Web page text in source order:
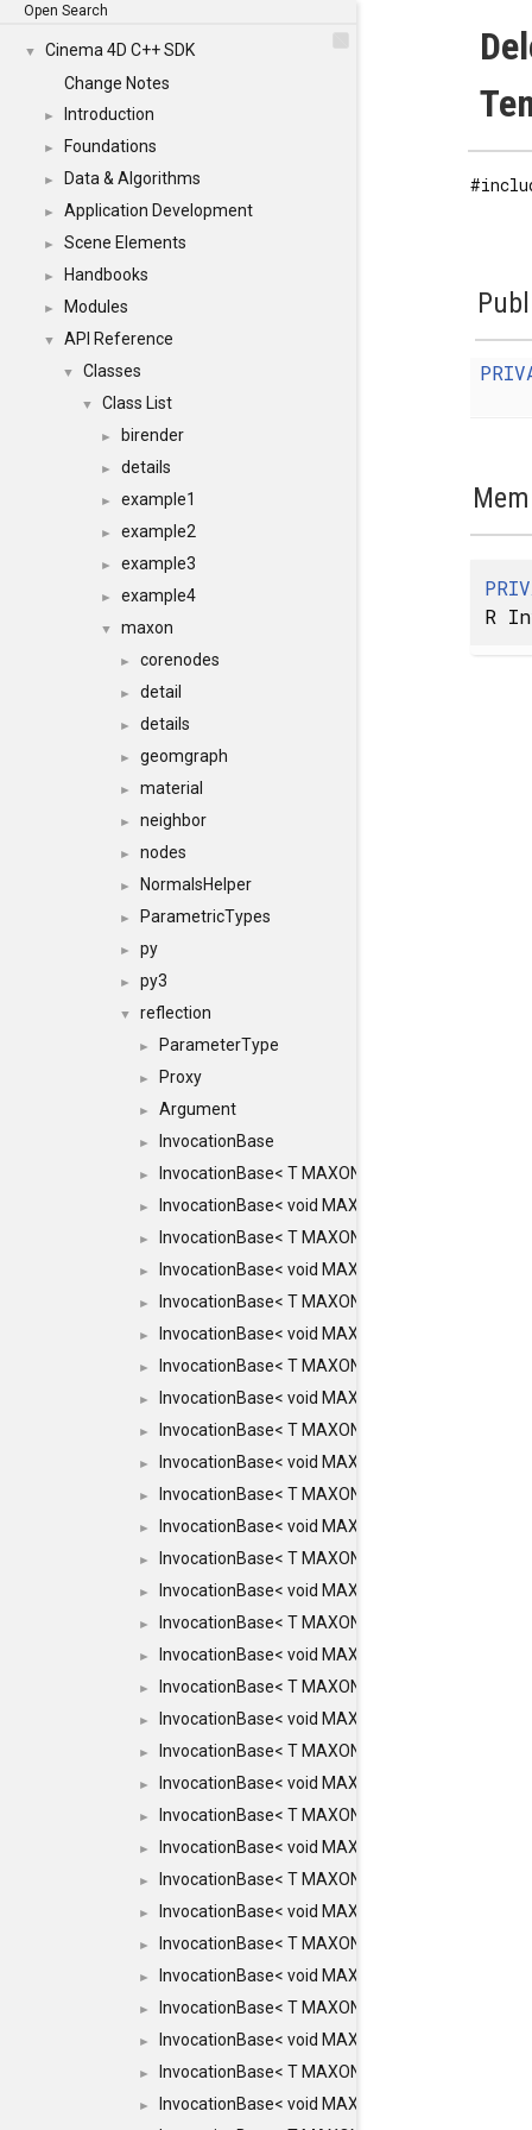
Open Search
▼
Cinema 4D C++ SDK
Change Notes
► Introduction
► Foundations
► Data & Algorithms
► Application Development
► Scene Elements
► Handbooks
► Modules
▼ API Reference
▼ Classes
▼ Class List
► birender
► details
► example1
► example2
► example3
► example4
▼ maxon
► corenodes
► detail
► details
► geomgraph
► material
► neighbor
► nodes
► NormalsHelper
► ParametricTypes
► py
► py3
▼ reflection
► ParameterType
► Proxy
► Argument
► InvocationBase
► InvocationBase< T
► InvocationBase< void
► InvocationBase< T
► InvocationBase< void
► InvocationBase< T
► InvocationBase< void
► InvocationBase< T
► InvocationBase< void
► InvocationBase< T
► InvocationBase< void
► InvocationBase< T
► InvocationBase< void
► InvocationBase< T
► InvocationBase< void
► InvocationBase< T
► InvocationBase< void
► InvocationBase< T
► InvocationBase< void
► InvocationBase< T
► InvocationBase< void
► InvocationBase< T
► InvocationBase< void
► InvocationBase< T
► InvocationBase< void
► InvocationBase< T
► InvocationBase< void
► InvocationBase< T
► InvocationBase< void
► InvocationBase< T
►
InvocationBase< void
R